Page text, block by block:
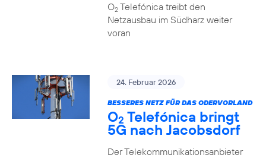
O2Telefónica treibt den
Netzausbau im Südharz weiter
voran
24. Februar 2026
BESSERES NETZ FÜR DAS ODERVORLAND
O2 Telefónica bringt
5G nach Jacobsdorf
Der Telekommunikationsanbieter